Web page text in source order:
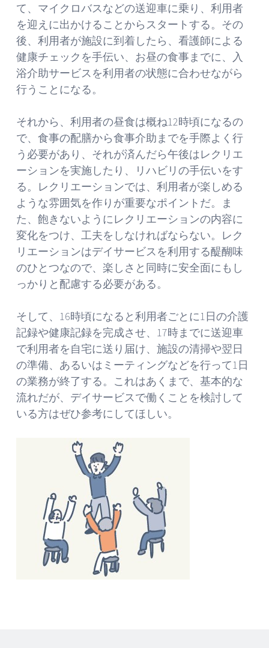
て、マイクロバスなどの送迎車に乗り、利用者
を迎えに出かけることからスタートする。その
後、利用者が施設に到着したら、看護師による
健康チェックを手伝い、お昼の食事までに、入
浴介助サービスを利用者の状態に合わせながら
行うことになる。
それから、利用者の昼食は概ね12時頃になるの
で、食事の配膳から食事介助までを手際よく行
う必要があり、それが済んだら午後はレクリエ
ーションを実施したり、リハビリの手伝いをす
る。レクリエーションでは、利用者が楽しめる
ような雰囲気を作りが重要なポイントだ。ま
た、飽きないようにレクリエーションの内容に
変化をつけ、工夫をしなければならない。レク
リエーションはデイサービスを利用する醍醐味
のひとつなので、楽しさと同時に安全面にもし
っかりと配慮する必要がある。
そして、16時頃になると利用者ごとに1日の介護
記録や健康記録を完成させ、17時までに送迎車
で利用者を自宅に送り届け、施設の清掃や翌日
の準備、あるいはミーティングなどを行って1日
の業務が終了する。これはあくまで、基本的な
流れだが、デイサービスで働くことを検討して
いる方はぜひ参考にしてほしい。